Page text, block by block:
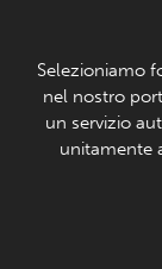
Selezioniamo
nel nostro
un servizio
unitamente